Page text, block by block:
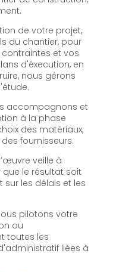
de votre projet,
du chantier, pour
et vos
d'éxecution, en
nous gérons
accompagnons et
à la phase
des matériaux,
fournisseurs.
veille à
le résultat soit
sur les délais et les
pilotons votre
ou
toutes les
liées à